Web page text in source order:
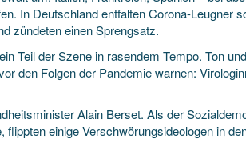
In Deutschland entfalten Corona-Leugner
zündeten einen Sprengsatz.
Teil der Szene in rasendem Tempo. Ton
den Folgen der Pandemie warnen:
Alain Berset. Als der
einige Verschwörungsideologen in